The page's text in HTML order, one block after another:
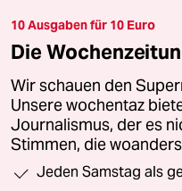
10 Ausgaben für 10 Euro
Die
Wir schauen den
Unsere wochentaz
Journalismus, der es
Stimmen, die
Jeden Samstag als